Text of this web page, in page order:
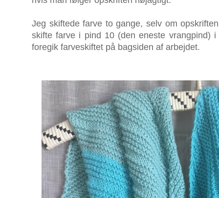
Jeg skiftede farve to gange, selv om
skifte farve i pind 10 (den eneste vrangpind)
foregik farveskiftet på bagsiden af arbejdet.